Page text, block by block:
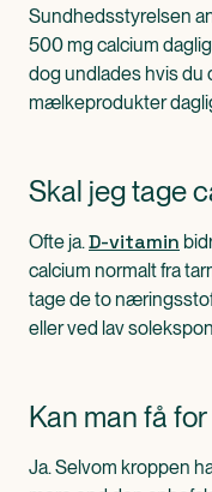
Sundhedsstyrelsen
500 mg calcium
dog undlades hvis du
mælkeprodukter
Skal jeg tage
Ofte ja.D-vitamin
calcium normalt fra
tage de to
eller ved lav
Kan man få
Ja. Selvom kroppen